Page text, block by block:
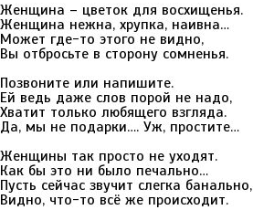
Женщина – цветок для восхищенья.
Женщина нежна, хрупка, наивна…
Может где-то этого не видно,
Вы отбросьте в сторону сомненья.
Позвоните или напишите.
Ей ведь даже слов порой не надо,
Хватит только любящего взгляда.
Да, мы не подарки…. Уж, простите…
Женщины так просто не уходят.
Как бы это ни было печально…
Пусть сейчас звучит слегка банально,
Видно, что-то всё же происходит.